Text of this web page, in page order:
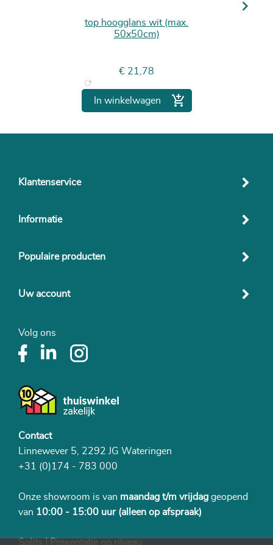
top hoogglans wit (max.
50x50cm)
Prijs
€ 21,78
In winkelwagen 
Next
Klantenservice
Informatie
Populaire producten
Uw account
Volg ons
Contact
Linnewever 5, 2292 JG Wateringen
+31 (0)174 - 783 000
Onze showroom is van maandag t/m vrijdag geopend
van 10:00 - 15:00 uur (alleen op afspraak)
Solits | Presentatie op niveau